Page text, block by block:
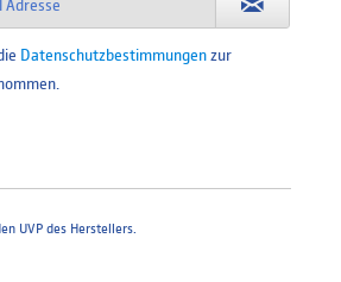
Datenschutzbestimmungenzur
UVP des Herstellers.